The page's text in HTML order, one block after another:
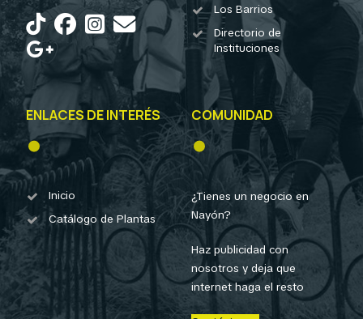
Los Barrios
Directorio de
Instituciones
ENLACES DE INTERÉS
Inicio
Catálogo de Plantas
COMUNIDAD
¿Tienes un negocio en
Nayón?
Haz publicidad con
nosotros y deja que
internet haga el resto